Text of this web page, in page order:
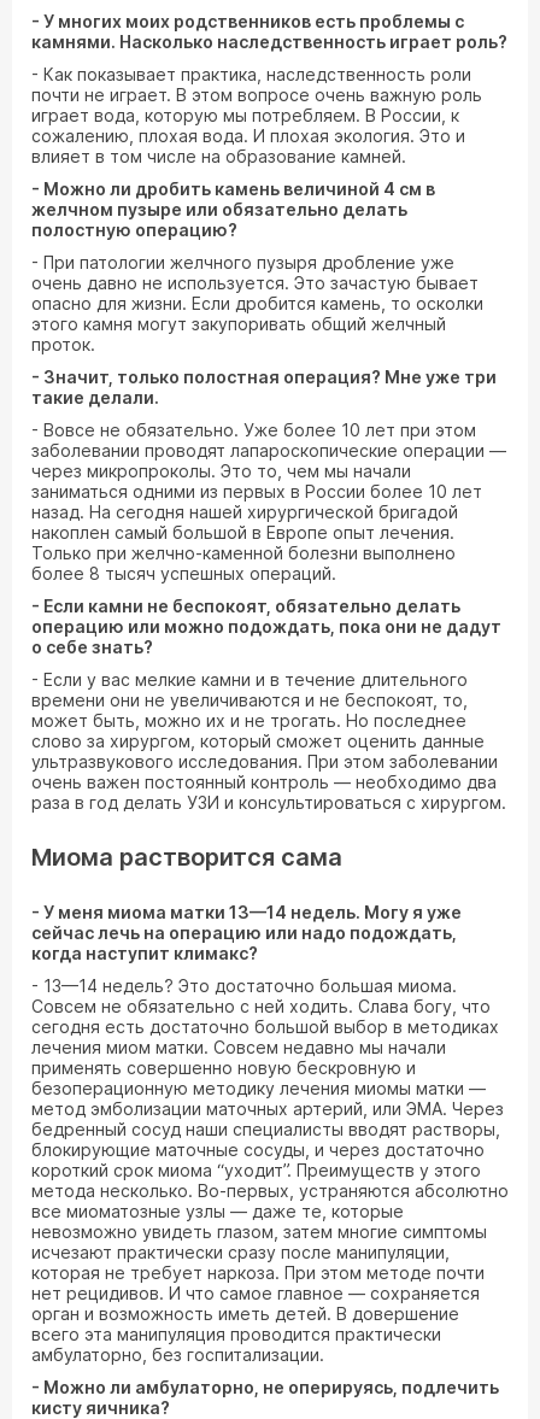
- У многих моих родственников есть проблемы с
камнями. Насколько наследственность играет роль?
- Как показывает практика, наследственность роли
почти не играет. В этом вопросе очень важную роль
играет вода, которую мы потребляем. В России, к
сожалению, плохая вода. И плохая экология. Это и
влияет в том числе на образование камней.
- Можно ли дробить камень величиной 4 см в
желчном пузыре или обязательно делать
полостную операцию?
- При патологии желчного пузыря дробление уже
очень давно не используется. Это зачастую бывает
опасно для жизни. Если дробится камень, то осколки
этого камня могут закупоривать общий желчный
проток.
- Значит, только полостная операция? Мне уже три
такие делали.
- Вовсе не обязательно. Уже более 10 лет при этом
заболевании проводят лапароскопические операции —
через микропроколы. Это то, чем мы начали
заниматься одними из первых в России более 10 лет
назад. На сегодня нашей хирургической бригадой
накоплен самый большой в Европе опыт лечения.
Только при желчно-каменной болезни выполнено
более 8 тысяч успешных операций.
- Если камни не беспокоят, обязательно делать
операцию или можно подождать, пока они не дадут
о себе знать?
- Если у вас мелкие камни и в течение длительного
времени они не увеличиваются и не беспокоят, то,
может быть, можно их и не трогать. Но последнее
слово за хирургом, который сможет оценить данные
ультразвукового исследования. При этом заболевании
очень важен постоянный контроль — необходимо два
раза в год делать УЗИ и консультироваться с хирургом.
Миома растворится сама
- У меня миома матки 13—14 недель. Могу я уже
сейчас лечь на операцию или надо подождать,
когда наступит климакс?
- 13—14 недель? Это достаточно большая миома.
Совсем не обязательно с ней ходить. Слава богу, что
сегодня есть достаточно большой выбор в методиках
лечения миом матки. Совсем недавно мы начали
применять совершенно новую бескровную и
безоперационную методику лечения миомы матки —
метод эмболизации маточных артерий, или ЭМА. Через
бедренный сосуд наши специалисты вводят растворы,
блокирующие маточные сосуды, и через достаточно
короткий срок миома “уходит”. Преимуществ у этого
метода несколько. Во-первых, устраняются абсолютно
все миоматозные узлы — даже те, которые
невозможно увидеть глазом, затем многие симптомы
исчезают практически сразу после манипуляции,
которая не требует наркоза. При этом методе почти
нет рецидивов. И что самое главное — сохраняется
орган и возможность иметь детей. В довершение
всего эта манипуляция проводится практически
амбулаторно, без госпитализации.
- Можно ли амбулаторно, не оперируясь, подлечить
кисту яичника?